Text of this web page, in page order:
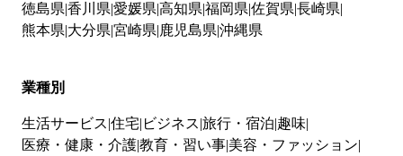
徳島県 香川県 愛媛県 高知県 福岡県 佐賀県 長崎県
熊本県 大分県 宮崎県 鹿児島県 沖縄県
業種別
生活サービス 住宅 ビジネス 旅行・宿泊 趣味
医療・健康・介護教育・習い事 美容・ファッション